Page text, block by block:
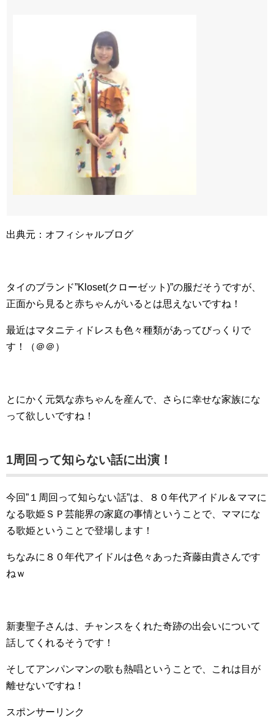
出典元：オフィシャルブログ
タイのブランド”Kloset(クローゼット)”の服だそうですが、
正面から見ると赤ちゃんがいるとは思えないですね！
最近はマタニティドレスも色々種類があってびっくりで
す！（＠＠）
とにかく元気な赤ちゃんを産んで、さらに幸せな家族にな
って欲しいですね！
1周回って知らない話に出演！
今回”１周回って知らない話”は、８０年代アイドル＆ママに
なる歌姫ＳＰ芸能界の家庭の事情ということで、ママにな
る歌姫ということで登場します！
ちなみに８０年代アイドルは色々あった斉藤由貴さんです
ねｗ
新妻聖子さんは、チャンスをくれた奇跡の出会いについて
話してくれるそうです！
そしてアンパンマンの歌も熱唱ということで、これは目が
離せないですね！
スポンサーリンク